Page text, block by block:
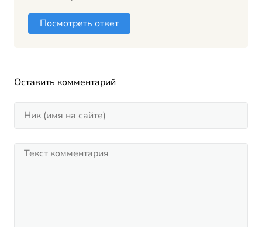
Посмотреть ответ
Оставить комментарий